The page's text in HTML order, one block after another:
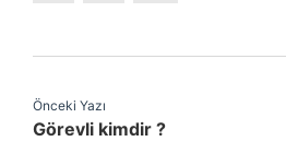
Önceki Yazı
Görevli kimdir ?